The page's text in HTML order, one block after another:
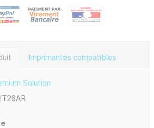
Imprimantes compatibles
Solution